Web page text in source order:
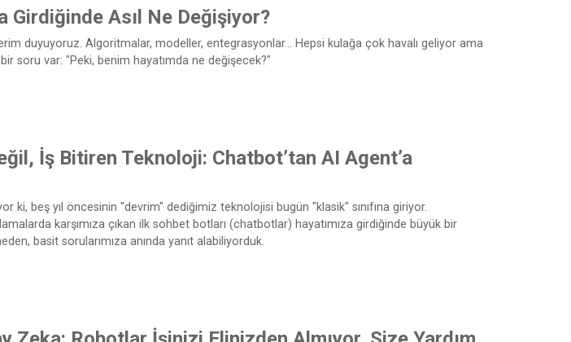
Girdiğinde Asıl Ne Değişiyor?
duyuyoruz. Algoritmalar, modeller, entegrasyonlar... Hepsi kulağa çok havalı geliyor ama
soru var: "Peki, benim hayatımda ne değişecek?"
İş Bitiren Teknoloji: Chatbot’tan AI Agent’a
ki, beş yıl öncesinin "devrim" dediğimiz teknolojisi bugün "klasik" sınıfına giriyor.
karşımıza çıkan ilk sohbet botları (chatbotlar) hayatımıza girdiğinde büyük bir
basit sorularımıza anında yanıt alabiliyorduk.